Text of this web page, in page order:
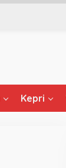
Kepri